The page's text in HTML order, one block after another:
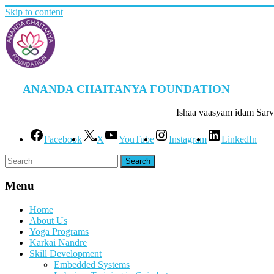
Skip to content
ANANDA CHAITANYA FOUNDATION
Ishaa vaasyam idam
Facebook X YouTube Instagram LinkedIn
Menu
Home
About Us
Yoga Programs
Karkai Nandre
Skill Development
Embedded Systems